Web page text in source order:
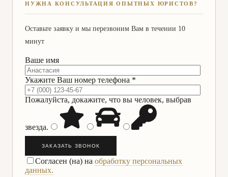
НУЖНА КОНСУЛЬТАЦИЯ ОПЫТНЫХ ЮРИСТОВ?
Оставьте заявку и мы перезвоним Вам в течении 10
минут
Ваше имя
Укажите Ваш номер телефона *
Пожалуйста, докажите, что вы человек, выбрав
звезда.
ЗАКАЗАТЬ ЗВОНОК
Согласен (на) на обработку персональных
данных.